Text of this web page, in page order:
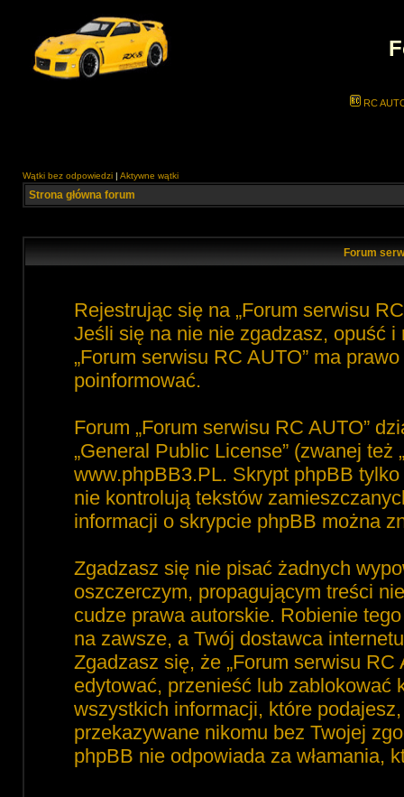
RC
Wątki bez odpowiedzi | Aktywne wątki
Strona główna forum
Forum
Rejestrując się na „Forum serwisu
Jeśli się na nie nie zgadzasz, opuść i
„Forum serwisu RC AUTO” ma
poinformować.
Forum „Forum serwisu RC AUTO”
„General Public License” (zwanej też
www.phpBB3.PL. Skrypt phpBB
nie kontrolują tekstów
informacji o skrypcie phpBB można
Zgadzasz się nie pisać żadnych
oszczerczym, propagującym treści
cudze prawa autorskie. Robienie
na zawsze, a Twój dostawca
Zgadzasz się, że „Forum serwisu
edytować, przenieść lub zablokować
wszystkich informacji, które
przekazywane nikomu bez Twojej
phpBB nie odpowiada za włamania,